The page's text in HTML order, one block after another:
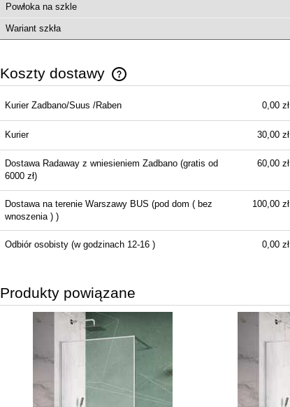
Najniższa cena:
Powłoka na szkle
Wariant szkła
Koszty dostawy
Cena nie zawiera ewentualnych kosztów
płatności
Kurier Zadbano/Suus /Raben 0,00 zł
Kurier 30,00 zł
Dostawa Radaway z wniesieniem Zadbano(gratis od
6000 zł)
60,00 zł
Dostawa na terenie Warszawy BUS (pod dom ( bez
wnoszenia ) )
100,00 zł
Odbiór osobisty(w godzinach 12-16 ) 0,00 zł
Produkty powiązane